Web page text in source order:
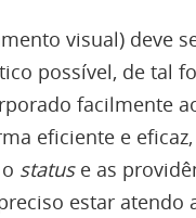
visual) deve
possível, de tal
facilmente
eficiente e
statuse as
estar atendo